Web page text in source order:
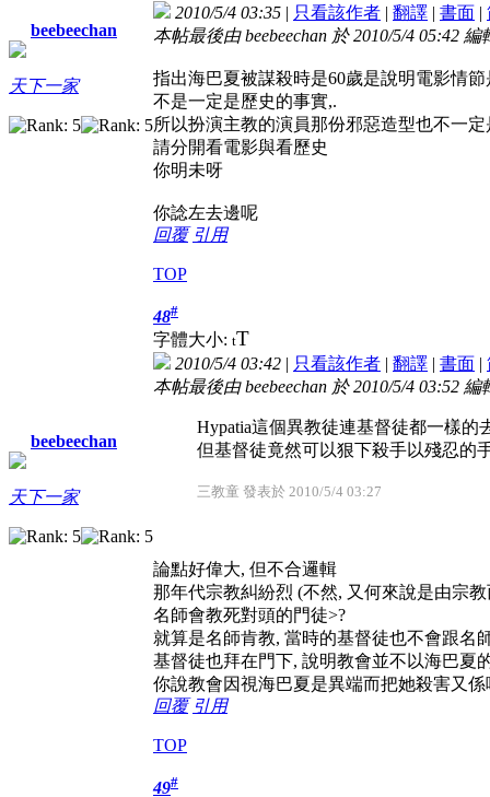
beebeechan
天下一家
2010/5/4 03:35 | 只看該作者 | 翻譯 | 書面 |
本帖最後由 beebeechan 於 2010/5/4 05:42 編
指出海巴夏被謀殺時是60歲是說明電影情
不是一定是歷史的事實,.
所以扮演主教的演員那份邪惡造型也不一
請分開看電影與看歷史
你明未呀
你諗左去邊呢
回覆 引用
TOP
beebeechan
天下一家
48#
字體大小: tT
2010/5/4 03:42 | 只看該作者 | 翻譯 | 書面 |
本帖最後由 beebeechan 於 2010/5/4 03:52 編
Hypatia這個異教徒連基督徒都一樣
但基督徒竟然可以狠下殺手以殘忍的
三教童 發表於 2010/5/4 03:27
論點好偉大, 但不合邏輯
那年代宗教糾紛烈 (不然, 又何來說是由宗
名師會教死對頭的門徒>?
就算是名師肯教, 當時的基督徒也不會跟名
基督徒也拜在門下, 說明教會並不以海巴夏
你說教會因視海巴夏是異端而把她殺害又係
回覆 引用
TOP
49#